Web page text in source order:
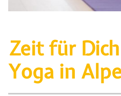
Zeit für
Yoga in